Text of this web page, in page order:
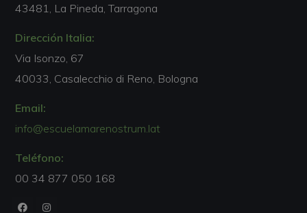
43481, La Pineda, Tarragona
Dirección Italia:
Via Isonzo, 67
40033, Casalecchio di Reno, Bologna
Email:
info@escuelamarenostrum.lat
Teléfono:
00 34 877 050 168